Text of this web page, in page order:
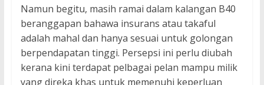
Namun begitu, masih ramai dalam kalangan B40
beranggapan bahawa insurans atau takaful
adalah mahal dan hanya sesuai untuk golongan
berpendapatan tinggi. Persepsi ini perlu diubah
kerana kini terdapat pelbagai pelan mampu milik
yang direka khas untuk memenuhi keperluan